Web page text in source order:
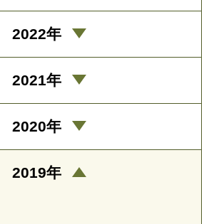
2022年
2021年
2020年
2019年